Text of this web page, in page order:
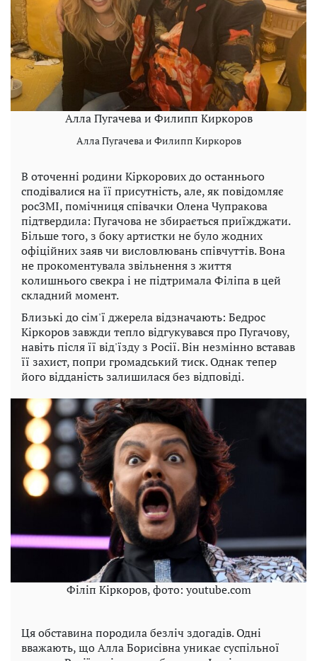
Алла Пугачева и Филипп Киркоров
Алла Пугачева и Филипп Киркоров
В оточенні родини Кіркорових до останнього
сподівалися на її присутність, але, як повідомляє
росЗМІ, помічниця співачки Олена Чупракова
підтвердила: Пугачова не збирається приїжджати.
Більше того, з боку артистки не було жодних
офіційних заяв чи висловлювань співчуттів. Вона
не прокоментувала звільнення з життя
колишнього свекра і не підтримала Філіпа в цей
складний момент.
Близькі до сім'ї джерела відзначають: Бедрос
Кіркоров завжди тепло відгукувався про Пугачову,
навіть після її від'їзду з Росії. Він незмінно вставав
її захист, попри громадський тиск. Однак тепер
його відданість залишилася без відповіді.
Філіп Кіркоров, фото: youtube.com
Ця обставина породила безліч здогадів. Одні
вважають, що Алла Борисівна уникає суспільної